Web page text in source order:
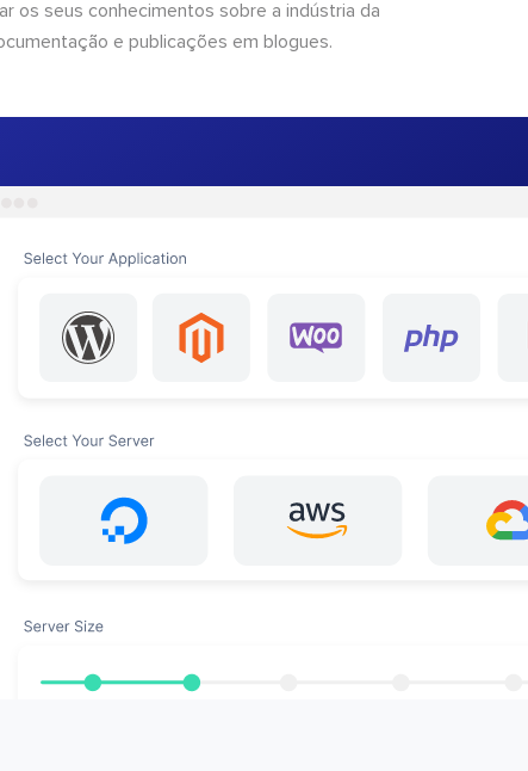
os seus conhecimentos sobre a indústria da
e publicações em blogues.